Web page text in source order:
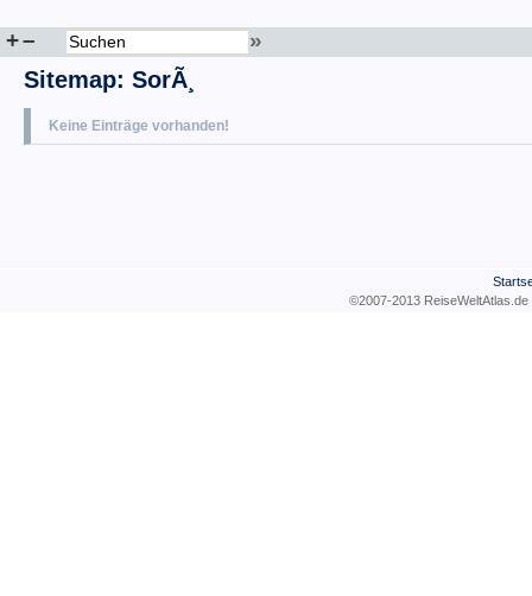
+– »
Sitemap: SorÃ¸
Keine Einträge vorhanden!
©2007-2013